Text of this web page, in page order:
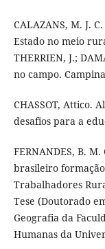
CALAZANS, M. J.
Estado no meio
THERRIEN, J.;
no campo.
CHASSOT, Attico.
desafios para a
FERNANDES, B.
brasileiro
Trabalhadores
Tese (Doutorado
Geografia da
Humanas da